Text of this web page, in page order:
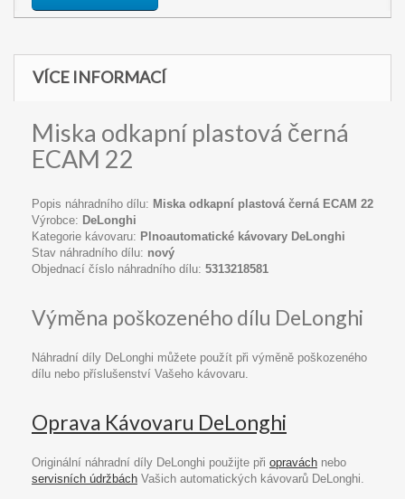
VÍCE INFORMACÍ
Miska odkapní plastová černá
ECAM 22
Popis náhradního dílu: Miska odkapní plastová černá ECAM 22
Výrobce: DeLonghi
Kategorie kávovaru: Plnoautomatické kávovary DeLonghi
Stav náhradního dílu: nový
Objednací číslo náhradního dílu: 5313218581
Výměna poškozeného dílu DeLonghi
Náhradní díly DeLonghi můžete použít při výměně poškozeného
dílu nebo příslušenství Vašeho kávovaru.
Oprava Kávovaru DeLonghi
Originální náhradní díly DeLonghi použijte při opravách nebo
servisních údržbách Vašich automatických kávovarů DeLonghi.